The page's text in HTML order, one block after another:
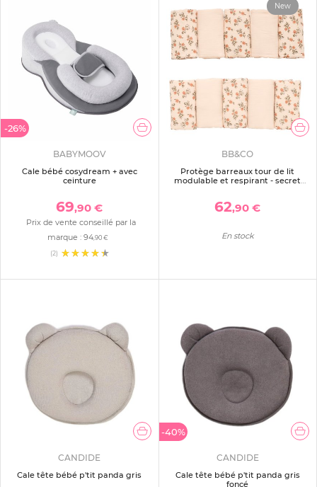
-26%
BABYMOOV
Cale bébé cosydream + avec
ceinture
69,90 €
Prix de vente conseillé par la
marque :94,90 €
(2)
New
BB&CO
Protège barreaux tour de lit
modulable et respirant - secret
62,90 €
En stock
CANDIDE
Cale tête bébé p'tit panda gris
-40%
CANDIDE
Cale tête bébé p'tit panda gris
foncé